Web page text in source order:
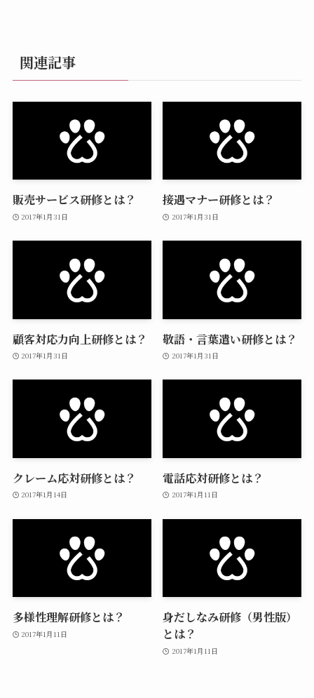
関連記事
販売サービス研修とは？
2017年1月31日
接遇マナー研修とは？
2017年1月31日
顧客対応力向上研修とは？
2017年1月31日
敬語・言葉遣い研修とは？
2017年1月31日
クレーム応対研修とは？
2017年1月14日
電話応対研修とは？
2017年1月11日
多様性理解研修とは？
2017年1月11日
身だしなみ研修（男性版）
とは？
2017年1月11日